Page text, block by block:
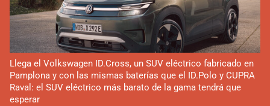
Llega el Volkswagen ID.Cross, un SUV eléctrico fabricado en
Pamplona y con las mismas baterías que el ID.Polo y CUPRA
Raval: el SUV eléctrico más barato de la gama tendrá que
esperar